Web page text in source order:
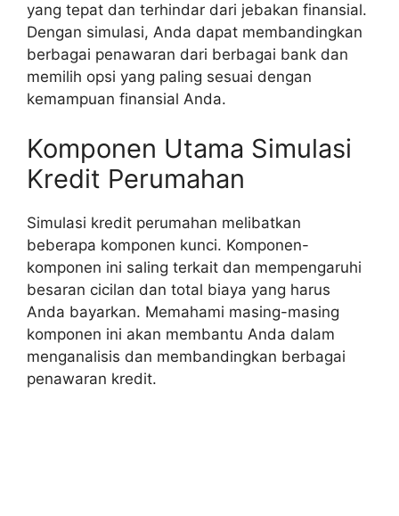
yang tepat dan terhindar dari jebakan finansial.
Dengan simulasi, Anda dapat membandingkan
berbagai penawaran dari berbagai bank dan
memilih opsi yang paling sesuai dengan
kemampuan finansial Anda.
Komponen Utama Simulasi
Kredit Perumahan
Simulasi kredit perumahan melibatkan
beberapa komponen kunci. Komponen-
komponen ini saling terkait dan mempengaruhi
besaran cicilan dan total biaya yang harus
Anda bayarkan. Memahami masing-masing
komponen ini akan membantu Anda dalam
menganalisis dan membandingkan berbagai
penawaran kredit.